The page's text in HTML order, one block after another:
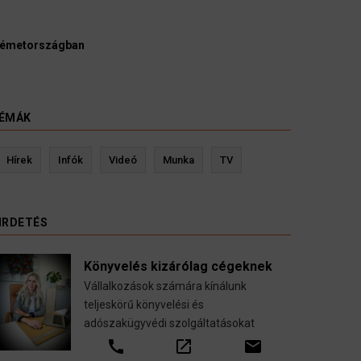
Kevin Ressler biztosítási szakértő
Hírek Infók Videó Munka TV
Könyvelés kizárólag cégeknek
Vállalkozások számára kínálunk
teljeskörű könyvelési és
adószakügyvédi szolgáltatásokat
call open_in_new email